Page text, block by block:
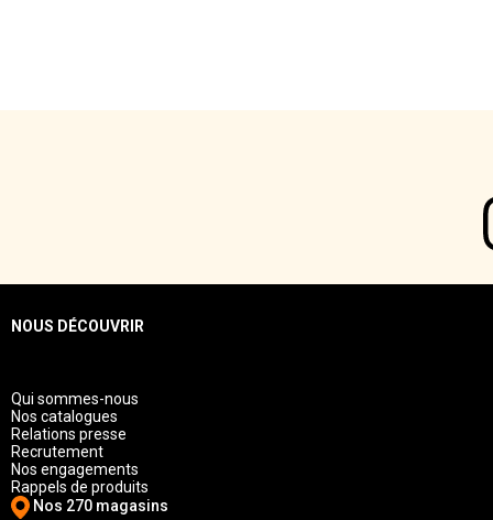
NOUS DÉCOUVRIR
Qui sommes-nous
Nos catalogues
Relations presse
Recrutement
Nos engagements
Rappels de produits
Nos 270 magasins